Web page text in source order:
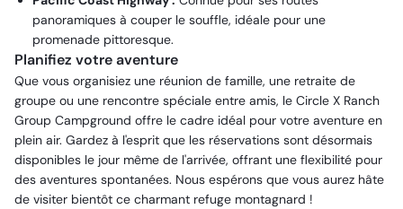
panoramiques à couper le souffle, idéale pour une
promenade pittoresque.
Planifiez votre aventure
Que vous organisiez une réunion de famille, une retraite de
groupe ou une rencontre spéciale entre amis, le Circle X Ranch
Group Campground offre le cadre idéal pour votre aventure en
plein air. Gardez à l'esprit que les réservations sont désormais
disponibles le jour même de l'arrivée, offrant une flexibilité pour
des aventures spontanées. Nous espérons que vous aurez hâte
de visiter bientôt ce charmant refuge montagnard !